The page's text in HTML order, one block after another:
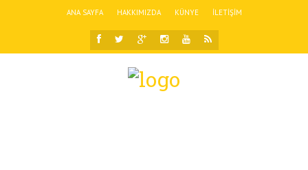
ANA SAYFA HAKKIMIZDA KÜNYE İLETIŞIM